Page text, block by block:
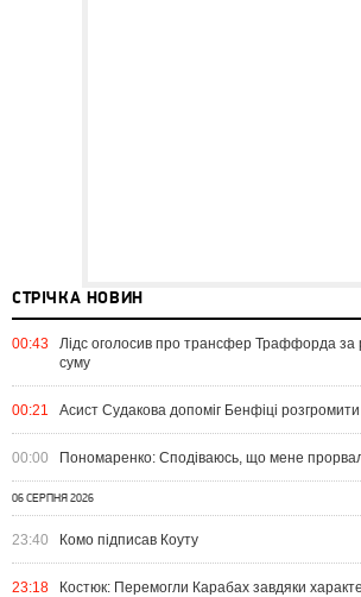
СТРІЧКА НОВИН
00:43
Лідс оголосив про трансфер Траффорда за
суму
00:21 Асист Судакова допоміг Бенфіці
00:00 Пономаренко: Сподіваюсь, що мене
06 СЕРПНЯ 2026
23:40 Комо підписав Коуту
23:18
Костюк: Перемогли Карабах завдяки